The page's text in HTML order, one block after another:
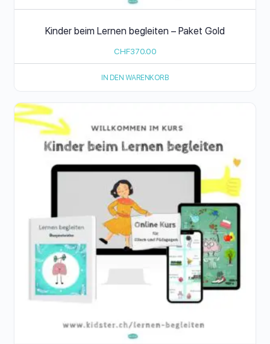
Kinder beim Lernen begleiten – Paket Gold
CHF370.00
IN DEN WARENKORB